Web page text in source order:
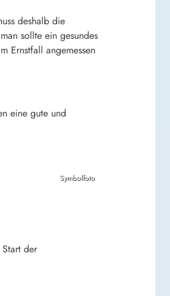
deshalb die
sollte ein gesundes
Ernstfall angemessen
eine gute und
Symbolfoto
der